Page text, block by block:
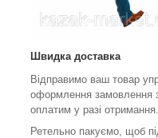
Швидка доставка
Відправимо ваш товар
оформлення замовлення
оплатим у разі отримання.
Ретельно пакуємо, щоб